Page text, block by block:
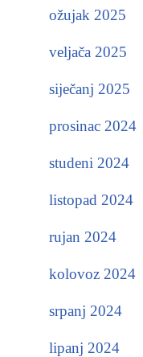
ožujak 2025
veljača 2025
siječanj 2025
prosinac 2024
studeni 2024
listopad 2024
rujan 2024
kolovoz 2024
srpanj 2024
lipanj 2024